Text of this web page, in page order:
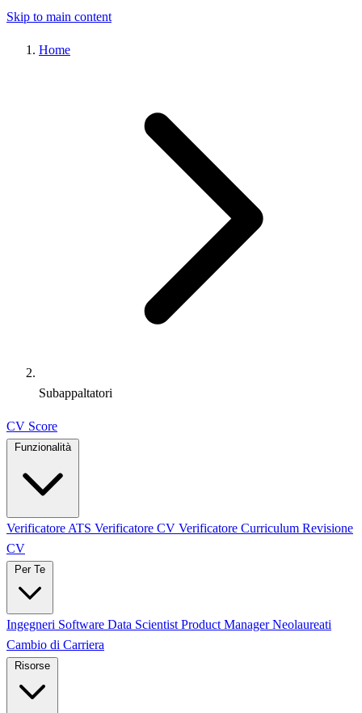
Skip to main content
Home
Subappaltatori
CV Score
Funzionalità
Verificatore ATS Verificatore CV Verificatore Curriculum Revisione
CV
Ingegneri Software Data Scientist Product ManagerNeolaureati
Cambio di Carriera